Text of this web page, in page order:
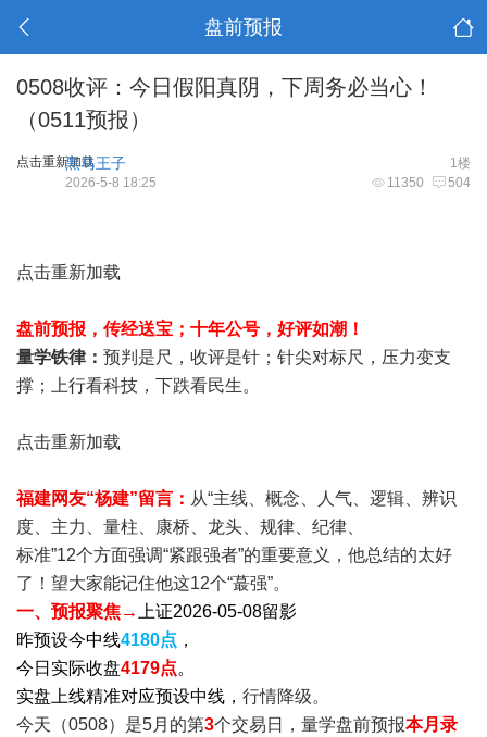
盘前预报
0508收评：今日假阳真阴，下周务必当心！
（0511预报）
点击重新加载 1楼
黑马王子
11350 504
2026-5-8 18:25
点击重新加载
盘前预报， 传经送宝；十年公号，好评如潮！
量学铁律： 预判是尺，收评是针；针尖对标尺，压力变支
撑；上行看科技，下跌看民生。
点击重新加载
福建网友“杨建”留言： 从“主线、概念、人气、逻辑、辨识
度、主力、量柱、康桥、龙头、规律、纪律、
标准”12个方面强调“紧跟强者”的重要意义，他总结的太好
了！望大家能记住他这12个“蕞强”。
一、预报聚焦→
上证2026-05-08留影
昨预设今中线4180点 ，
今日实际收盘4179点。
实盘上线精准对应预设中线， 行情降级。
今天（0508）是5月的第3个交易日，量学盘前预报本月录